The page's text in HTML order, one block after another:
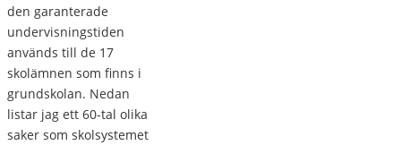
den garanterade
undervisningstiden
används till de 17
skolämnen som finns i
grundskolan. Nedan
listar jag ett 60-tal olika
saker som skolsystemet